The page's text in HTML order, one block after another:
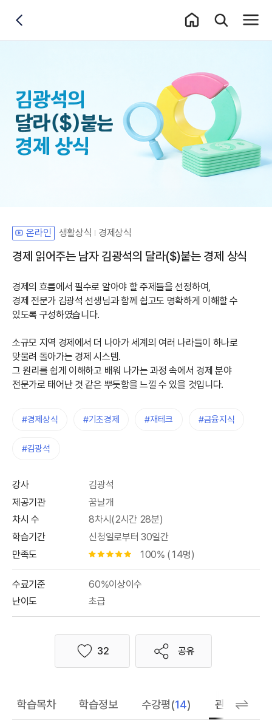
통합검색 레이
전체
뒤로가기
온라인 생활상식 경제상식
경제 읽어주는 남자 김광석의 달라($)붙는 경제 상식
경제의 흐름에서 필수로 알아야 할 주제들을 선정하여,
경제 전문가 김광석 선생님과 함께 쉽고도 명확하게 이해할 수
있도록 구성하였습니다.
소규모 지역 경제에서 더 나아가 세계의 여러 나라들이 하나로
맞물려 돌아가는 경제 시스템.
그 원리를 쉽게 이해하고 배워 나가는 과정 속에서 경제 분야
전문가로 태어난 것 같은 뿌듯함을 느낄 수 있을 것입니다.
#경제상식 #기초경제 #재테크 #금융지식
#김광석
강사
김광석
제공기관
꿈날개
차시 수
8차시(2시간 28분)
학습기간
신청일로부터 30일간
만족도
별점 0.5개 100% (14명)
수료기준
60%이상이수
난이도
초급
좋아요
32 공유
학습목차 학습정보 수강평(14) 관련 추천 학